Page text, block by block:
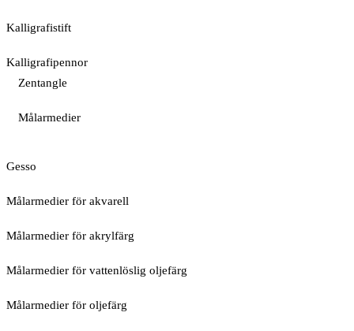
Kalligrafistift
Kalligrafipennor
Zentangle
Målarmedier
Gesso
Målarmedier för akvarell
Målarmedier för akrylfärg
Målarmedier för vattenlöslig oljefärg
Målarmedier för oljefärg